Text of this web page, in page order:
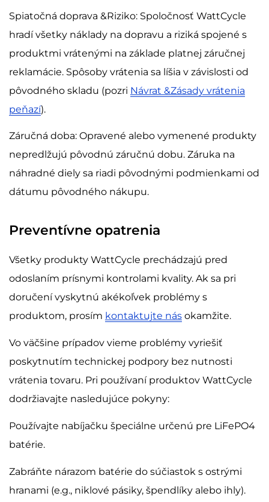
Spiatočná doprava &Riziko: Spoločnosť WattCycle
hradí všetky náklady na dopravu a riziká spojené s
produktmi vrátenými na základe platnej záručnej
reklamácie. Spôsoby vrátenia sa líšia v závislosti od
pôvodného skladu (pozri Návrat &Zásady vrátenia
peňazí).
Záručná doba: Opravené alebo vymenené produkty
nepredlžujú pôvodnú záručnú dobu. Záruka na
náhradné diely sa riadi pôvodnými podmienkami od
dátumu pôvodného nákupu.
Preventívne opatrenia
Všetky produkty WattCycle prechádzajú pred
odoslaním prísnymi kontrolami kvality. Ak sa pri
doručení vyskytnú akékoľvek problémy s
produktom, prosím kontaktujte násokamžite.
Vo väčšine prípadov vieme problémy vyriešiť
poskytnutím technickej podpory bez nutnosti
vrátenia tovaru. Pri používaní produktov WattCycle
dodržiavajte nasledujúce pokyny:
Používajte nabíjačku špeciálne určenú pre LiFePO4
batérie.
Zabráňte nárazom batérie do súčiastok s ostrými
hranami (e.g., niklové pásiky, špendlíky alebo ihly).